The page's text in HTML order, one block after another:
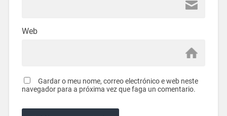
Web
Gardar o meu nome, correo electrónico e web neste
navegador para a próxima vez que faga un comentario.